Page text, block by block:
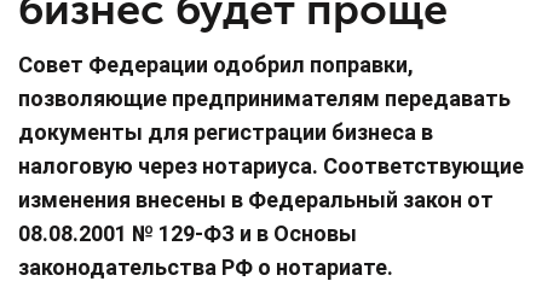
Совет Федерации одобрил поправки,
позволяющие предпринимателям передавать
документы для регистрации бизнеса в
налоговую через нотариуса. Соответствующие
изменения внесены в Федеральный закон от
08.08.2001 № 129-ФЗ и в Основы
законодательства РФ о нотариате.